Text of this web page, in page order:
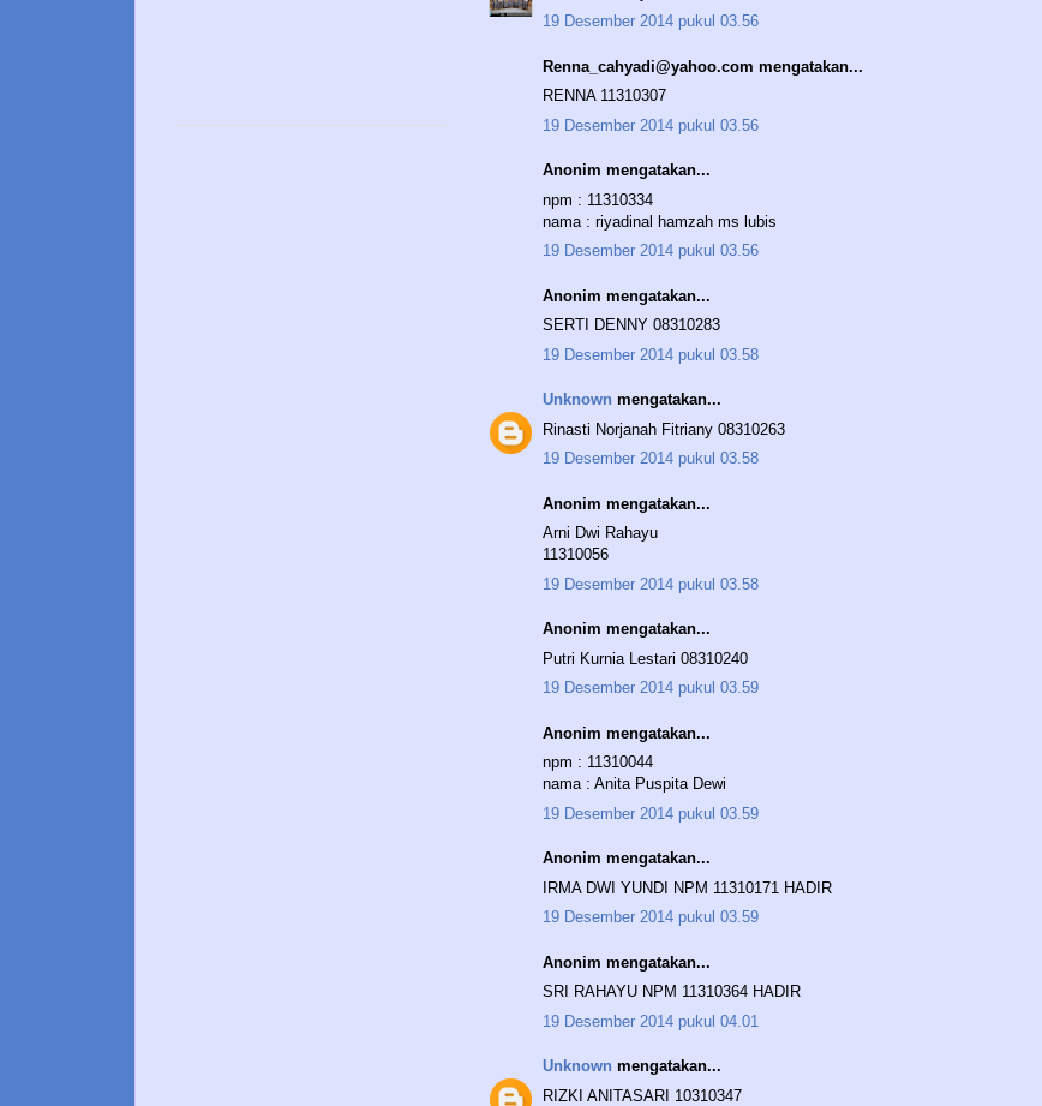
19 Desember 2014 pukul 03.56
Renna_cahyadi@yahoo.com mengatakan...
RENNA 11310307
19 Desember 2014 pukul 03.56
Anonim mengatakan...
npm : 11310334
nama : riyadinal hamzah ms lubis
19 Desember 2014 pukul 03.56
Anonim mengatakan...
SERTI DENNY 08310283
19 Desember 2014 pukul 03.58
Unknown mengatakan...
Rinasti Norjanah Fitriany 08310263
19 Desember 2014 pukul 03.58
Anonim mengatakan...
Arni Dwi Rahayu
11310056
19 Desember 2014 pukul 03.58
Anonim mengatakan...
Putri Kurnia Lestari 08310240
19 Desember 2014 pukul 03.59
Anonim mengatakan...
npm : 11310044
nama : Anita Puspita Dewi
19 Desember 2014 pukul 03.59
Anonim mengatakan...
IRMA DWI YUNDI NPM 11310171 HADIR
19 Desember 2014 pukul 03.59
Anonim mengatakan...
SRI RAHAYU NPM 11310364 HADIR
19 Desember 2014 pukul 04.01
Unknown mengatakan...
RIZKI ANITASARI 10310347